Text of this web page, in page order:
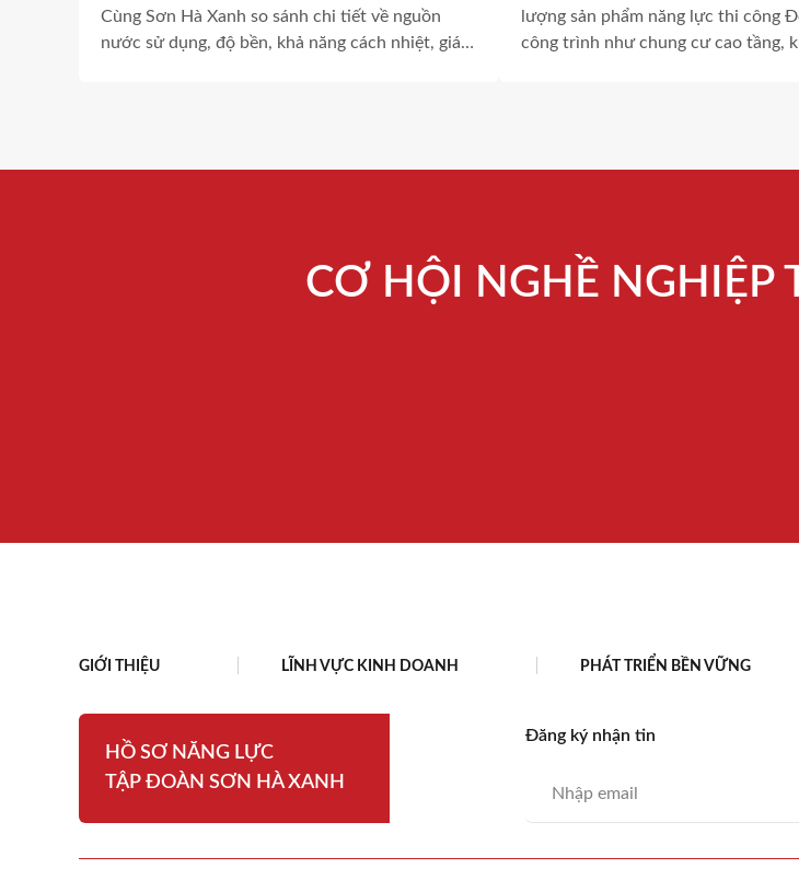
Cùng Sơn Hà Xanh so sánh chi tiết về nguồn
nước sử dụng, độ bền, khả năng cách nhiệt, giá
lượng sản phẩm năng lực thi công
công trình như chung cư cao tầng,
CƠ HỘI NGHỀ NGHIỆP
GIỚI THIỆU LĨNH VỰC KINH DOANH PHÁT TRIỂN BỀN VỮNG
HỒ SƠ NĂNG LỰC
TẬP ĐOÀN SƠN HÀ XANH
Đăng ký nhận tin